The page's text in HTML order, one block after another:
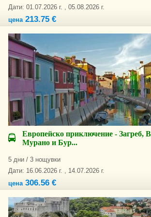
Дати: 01.07.2026 г. , 05.08.2026 г.
цена213.75 €
Европейско приключение - Загреб,
Мурано и Бур...
5 дни / 3 нощувки
Дати: 16.06.2026 г. , 14.07.2026 г.
цена306.56 €